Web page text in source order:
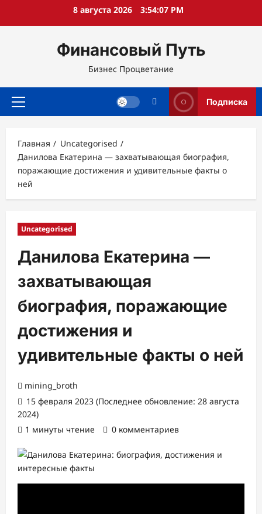
8 августа 2026 3:54:08 PM
Финансовый Путь
Бизнес Процветание
Основное
Подписка
Главная
Uncategorised
Данилова Екатерина — захватывающая биография,
поражающие достижения и удивительные факты о
ней
Uncategorised
Данилова Екатерина —
захватывающая
биография, поражающие
достижения и
удивительные факты о ней
mining_broth
15 февраля 2023 (Последнее обновление: 28 августа
2024)
1 минуты чтение
0 комментариев